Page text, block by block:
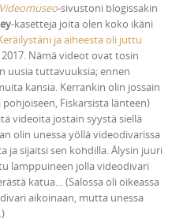
Videomuseo-sivustoni blogissakin
-kasetteja joita olen koko ikäni
ja aiheesta oli juttu
Nämä videot ovat tosin
uusia tuttavuuksia; ennen
kansia. Kerrankin olin jossain
Fiskarsista länteen)
videoita jostain syystä siellä
olin unessa yöllä videodivarissa
ja sijaitsi sen kohdilla. Älysin juuri
lamppuineen jolla videodivari
katua… (Salossa oli oikeassa
aikoinaan, mutta unessa